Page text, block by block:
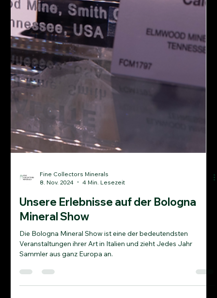
Fine Collectors Minerals
8. Nov. 2024
4 Min. Lesezeit
Unsere Erlebnisse auf der Bologna
Mineral Show